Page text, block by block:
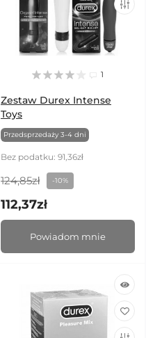
1
Zestaw Durex Intense
Toys
Przedsprzedaży 3-4 dni
Bez podatku: 91,36zł
124,85zł -10%
112,37zł
Powiadom mnie